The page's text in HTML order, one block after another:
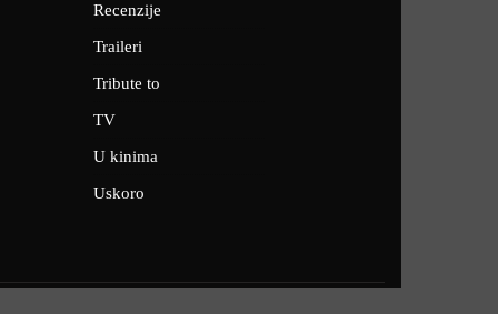
Recenzije
Traileri
Tribute to
TV
U kinima
Uskoro